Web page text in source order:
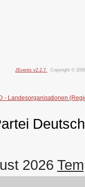
JEvents v2.2.7 Copyright ©
2026